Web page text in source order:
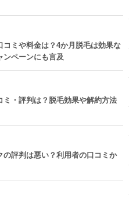
コミや料金は？4か月脱毛は効果な
ンペーンにも言及
ミ・評判は？脱毛効果や解約方法
の評判は悪い？利用者の口コミか